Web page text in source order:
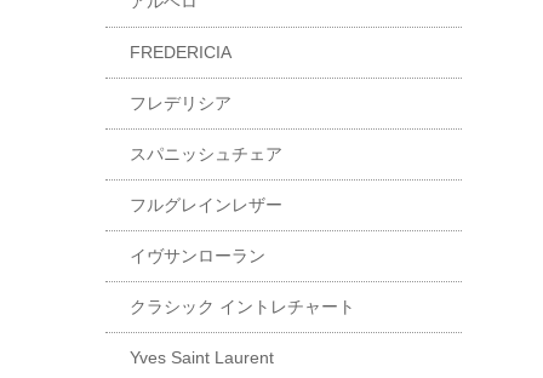
FREDERICIA
フレデリシア
スパニッシュチェア
フルグレインレザー
イヴサンローラン
クラシック イントレチャート
Yves Saint Laurent